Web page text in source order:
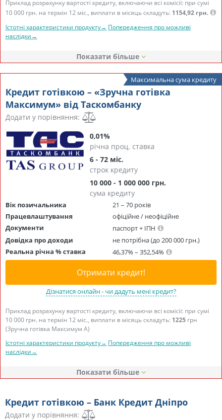
Приклад розрахунку вартості кредиту, включаючи всі комісії: при сумі
10 000 грн. на термін 12 міс., виплати в місяць складуть: 1154,92 грн.
Істотні характеристики продукту→ Попередження про можливі
наслідки→
Показати
Максимальна сума кредиту
Кредит готівкою – «Зручна готівка
Максимум» від Таскомбанку
Додати у порівняння:
0,01%
річна проц. ставка
6 - 72 міс.
строк кредиту
10 000 - 1 000 000 грн.
сума кредиту
Вік позичальника
21 – 70 років
Працевлаштування
офіційне / неофіційне
Документи
паспорт + ІПН
Довідка про доходи
не потрібна (до 200 000 грн.)
Реальна річна % ставка
46,37% – 352,54%
Отримати кредит!
Дізнатися онлайн - чи дадуть мені кредит?
Приклад розрахунку вартості кредиту, включаючи всі комісії: при сумі
10 000 грн. на термін 12 міс., виплати в місяць складуть: 1225 грн
(Зручна готівка Максимум А)
Істотні характеристики продукту→ Попередження про можливі
наслідки→
Показати
Кредит готівкою – Банк Кредит Дніпро
Додати у порівняння: